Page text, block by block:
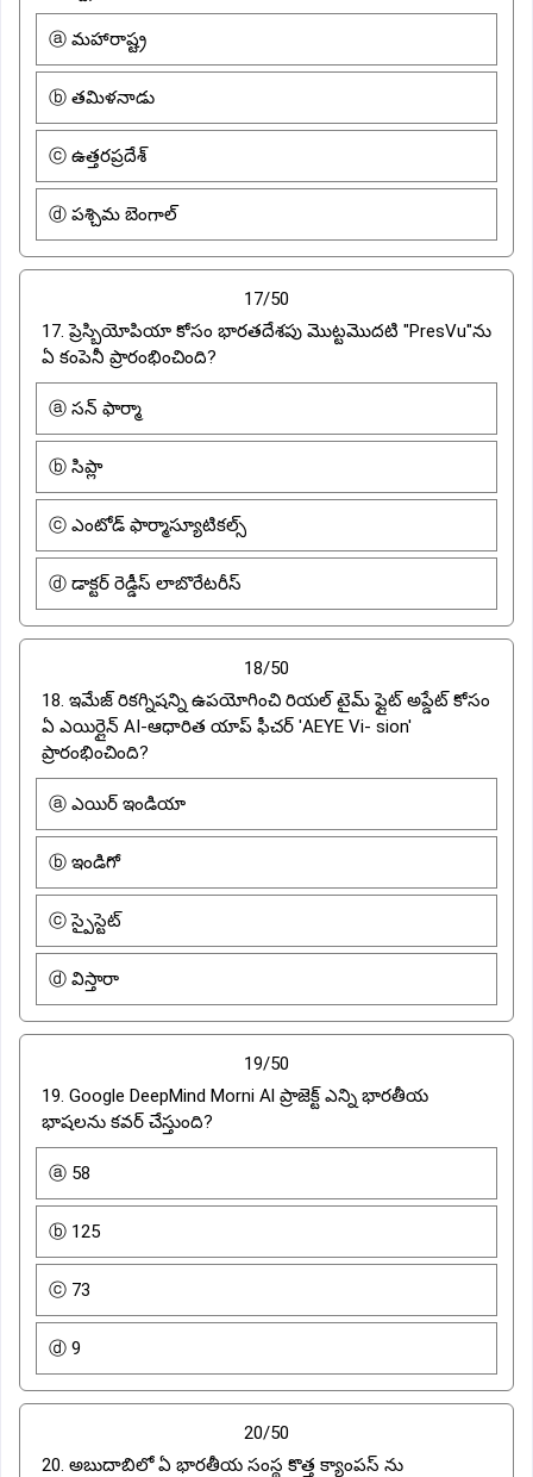
ⓐ మహారాష్ట్ర
ⓑ తమిళనాడు
ⓒ ఉత్తరప్రదేశ్
ⓓ పశ్చిమ బెంగాల్
17/50
17. ప్రెస్బియోపియా కోసం భారతదేశపు మొట్టమొదటి "PresVu"ను
ఏ కంపెనీ ప్రారంభించింది?
ⓐ సన్ ఫార్మా
ⓑ సిప్లా
ⓒ ఎంటోడ్ ఫార్మాస్యూటికల్స్
ⓓ డాక్టర్ రెడ్డీస్ లాబొరేటరీస్
18/50
18. ఇమేజ్ రికగ్నిషన్ని ఉపయోగించి రియల్ టైమ్ ఫ్లైట్ అప్డేట్ కోసం
ఏ ఎయిర్లైన్ AI-ఆధారిత యాప్ ఫీచర్ 'AEYE Vi- sion'
ప్రారంభించింది?
ⓐ ఎయిర్ ఇండియా
ⓑ ఇండిగో
ⓒ స్పైస్టెట్
ⓓ విస్తారా
19/50
19. Google DeepMind Morni Al ప్రాజెక్ట్ ఎన్ని భారతీయ
భాషలను కవర్ చేస్తుంది?
ⓐ 58
ⓑ 125
ⓒ 73
ⓓ 9
20/50
20. అబుదాబిలో ఏ భారతీయ సంస్థ కొత్త క్యాంపస్ ను